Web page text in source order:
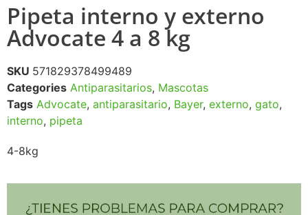
Pipeta interno y externo
Advocate 4 a 8 kg
SKU 571829378499489
Categories Antiparasitarios, Mascotas
Tags Advocate, antiparasitario, Bayer, externo, gato,
interno, pipeta
4-8kg